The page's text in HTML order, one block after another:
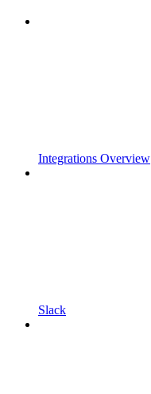
Integrations Overview
Slack